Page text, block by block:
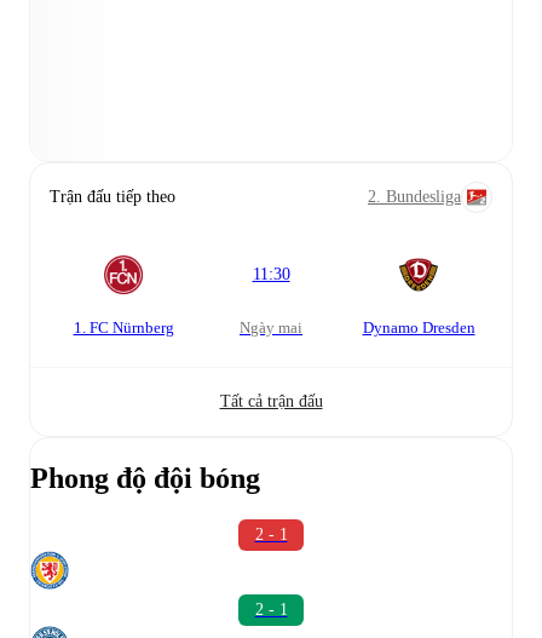
Trận đấu tiếp theo 2. Bundesliga
1. FC Nürnberg
11:30
Ngày mai Dynamo Dresden
Tất cả trận đấu
Phong độ đội bóng
2 - 1
2 - 1